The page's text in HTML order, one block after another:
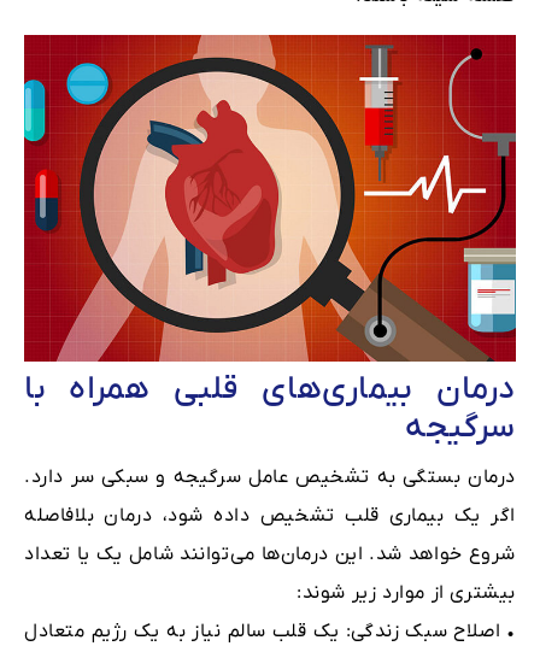
درمان بیماری‌های قلبی همراه با
سرگیجه
درمان بستگی به تشخیص عامل سرگیجه و سبکی سر دارد.
اگر یک بیماری قلب تشخیص داده شود، درمان بلافاصله
شروع خواهد شد. این درمان‌ها می‌توانند شامل یک یا تعداد
بیشتری از موارد زیر شوند:
• اصلاح سبک زندگی: یک قلب سالم نیاز به یک رژیم متعادل